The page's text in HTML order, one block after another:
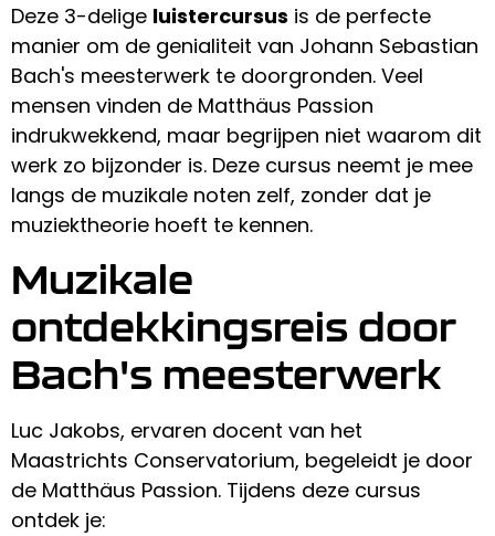
Deze 3-delige luistercursus is de perfecte
manier om de genialiteit van Johann Sebastian
Bach's meesterwerk te doorgronden. Veel
mensen vinden de Matthäus Passion
indrukwekkend, maar begrijpen niet waarom dit
werk zo bijzonder is. Deze cursus neemt je mee
langs de muzikale noten zelf, zonder dat je
muziektheorie hoeft te kennen.
Muzikale
ontdekkingsreis door
Bach's meesterwerk
Luc Jakobs, ervaren docent van het
Maastrichts Conservatorium, begeleidt je door
de Matthäus Passion. Tijdens deze cursus
ontdek je: